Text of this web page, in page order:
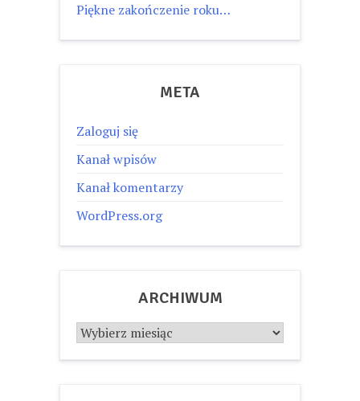
Piękne zakończenie roku…
META
Zaloguj się
Kanał wpisów
Kanał komentarzy
WordPress.org
ARCHIWUM
Archiwum